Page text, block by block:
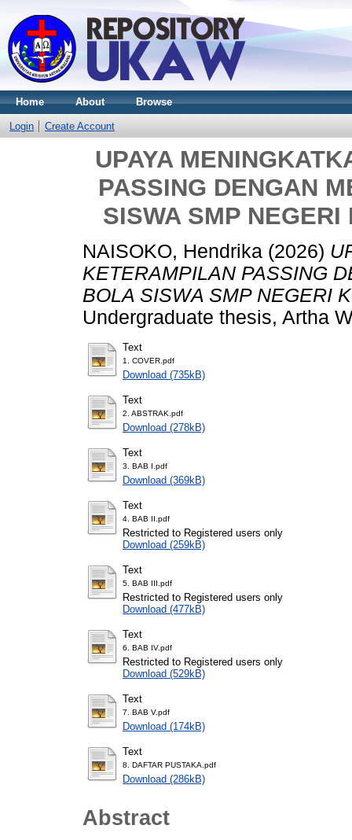
Home About Browse
Login Create Account
UPAYA
PASSING DENGAN
SISWA SMP
NAISOKO, Hendrika (2026)
KETERAMPILAN PASSING
BOLA SISWA SMP NEGERI
Undergraduate thesis, Artha
Text
1. COVER.pdf
Download (735kB)
Text
2. ABSTRAK.pdf
Download (278kB)
Text
3. BAB I.pdf
Download (369kB)
Text
4. BAB II.pdf
Restricted to Registered users only
Download (259kB)
Text
5. BAB III.pdf
Restricted to Registered users only
Download (477kB)
Text
6. BAB IV.pdf
Restricted to Registered users only
Download (529kB)
Text
7. BAB V.pdf
Download (174kB)
Text
8. DAFTAR PUSTAKA.pdf
Download (286kB)
Abstract